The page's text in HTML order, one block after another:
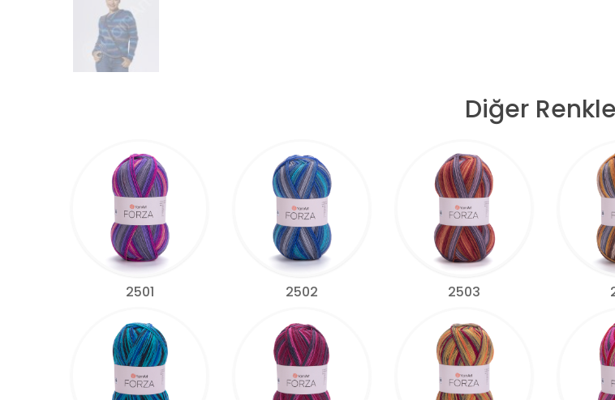
Diğer
2501 2502 2503